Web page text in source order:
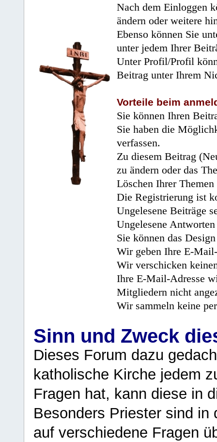
Nach dem Einloggen
ändern oder weitere
Ebenso können Sie
unter jedem Ihrer
Unter Profil/Profil
Beitrag unter Ihrem
Vorteile beim
Sie können Ihren
Sie haben die
verfassen.
Zu diesem Beitrag
zu ändern oder das
Löschen Ihrer
Die Registrierung ist
Ungelesene Beiträge
Ungelesene
Sie können das
Wir geben Ihre E-
Wir verschicken
Ihre E-Mail-Adresse
Mitgliedern nicht
Wir sammeln keine
Sinn und Zweck
Dieses Forum dazu
katholische Kirche jedem
Fragen hat, kann diese in
Besonders Priester sind in
auf verschiedene Fragen